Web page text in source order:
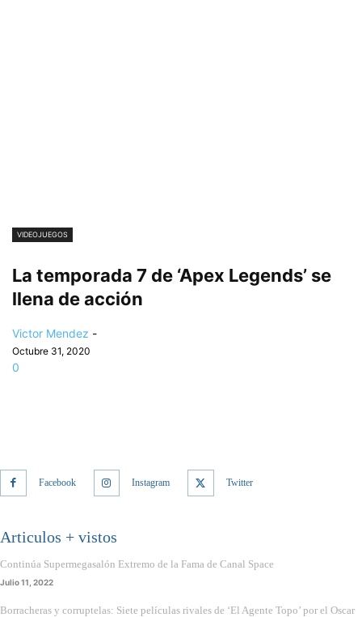
VIDEOJUEGOS
La temporada 7 de ‘Apex Legends’ se
llena de acción
Victor Mendez -
Octubre 31, 2020
0
Facebook Instagram Twitter
Articulos + vistos
Continúa Supermegasalón Extremo de la Fama de Canal Space
Julio 11, 2022
Borracheras y corruptelas: Siete películas rivales de ‘El Agente Topo’ por el Oscar